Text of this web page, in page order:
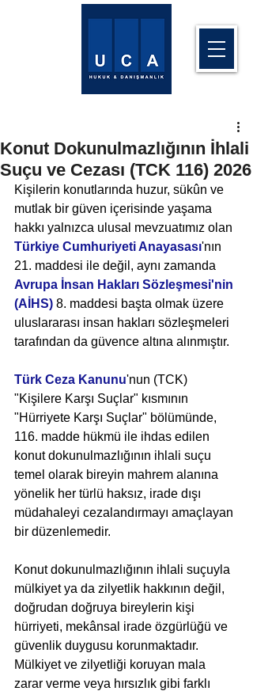
Konut Dokunulmazlığının İhlali
Suçu ve Cezası (TCK 116) 2026
Kişilerin konutlarında huzur, sükûn ve
mutlak bir güven içerisinde yaşama
hakkı yalnızca ulusal mevzuatımız olan
Türkiye Cumhuriyeti Anayasası'nın
21. maddesi ile değil, aynı zamanda
Avrupa İnsan Hakları Sözleşmesi'nin
(AİHS) 8. maddesi başta olmak üzere
uluslararası insan hakları sözleşmeleri
tarafından da güvence altına alınmıştır.
Türk Ceza Kanunu'nun (TCK)
"Kişilere Karşı Suçlar" kısmının
"Hürriyete Karşı Suçlar" bölümünde,
116. madde hükmü ile ihdas edilen
konut dokunulmazlığının ihlali suçu
temel olarak bireyin mahrem alanına
yönelik her türlü haksız, irade dışı
müdahaleyi cezalandırmayı amaçlayan
bir düzenlemedir.
Konut dokunulmazlığının ihlali suçuyla
mülkiyet ya da zilyetlik hakkının değil,
doğrudan doğruya bireylerin kişi
hürriyeti, mekânsal irade özgürlüğü ve
güvenlik duygusu korunmaktadır.
Mülkiyet ve zilyetliği koruyan mala
zarar verme veya hırsızlık gibi farklı